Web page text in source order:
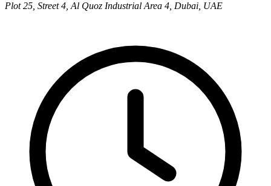
Plot 25, Street 4, Al Quoz Industrial Area 4, Dubai, UAE